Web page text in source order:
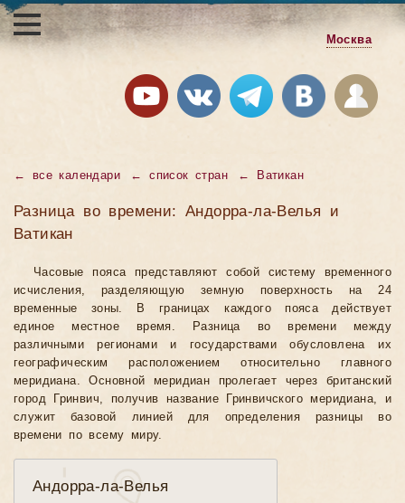
Москва
← все календари ←список стран ← Ватикан
Разница во времени: Андорра-ла-Велья и
Ватикан
Часовые пояса представляют собой систему временного
исчисления, разделяющую земную поверхность на 24
временные зоны. В границах каждого пояса действует
единое местное время. Разница во времени между
различными регионами и государствами обусловлена их
географическим расположением относительно главного
меридиана. Основной меридиан пролегает через британский
город Гринвич, получив название Гринвичского меридиана, и
служит базовой линией для определения разницы во
времени по всему миру.
Андорра-ла-Велья